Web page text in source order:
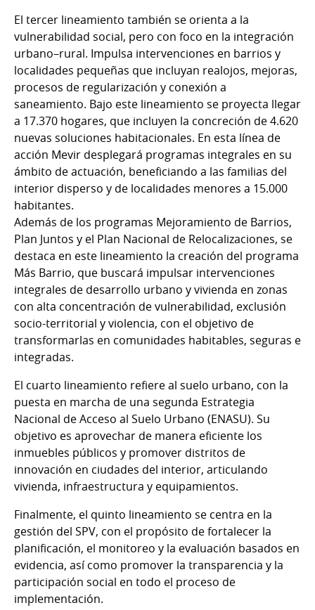
El tercer lineamiento también se orienta a la
vulnerabilidad social, pero con foco en la integración
urbano–rural. Impulsa intervenciones en barrios y
localidades pequeñas que incluyan realojos, mejoras,
procesos de regularización y conexión a
saneamiento. Bajo este lineamiento se proyecta llegar
a 17.370 hogares, que incluyen la concreción de 4.620
nuevas soluciones habitacionales. En esta línea de
acción Mevir desplegará programas integrales en su
ámbito de actuación, beneficiando a las familias del
interior disperso y de localidades menores a 15.000
habitantes.
Además de los programas Mejoramiento de Barrios,
Plan Juntos y el Plan Nacional de Relocalizaciones, se
destaca en este lineamiento la creación del programa
Más Barrio, que buscará impulsar intervenciones
integrales de desarrollo urbano y vivienda en zonas
con alta concentración de vulnerabilidad, exclusión
socio-territorial y violencia, con el objetivo de
transformarlas en comunidades habitables, seguras e
integradas.
El cuarto lineamiento refiere al suelo urbano, con la
puesta en marcha de una segunda Estrategia
Nacional de Acceso al Suelo Urbano (ENASU). Su
objetivo es aprovechar de manera eficiente los
inmuebles públicos y promover distritos de
innovación en ciudades del interior, articulando
vivienda, infraestructura y equipamientos.
Finalmente, el quinto lineamiento se centra en la
gestión del SPV, con el propósito de fortalecer la
planificación, el monitoreo y la evaluación basados en
evidencia, así como promover la transparencia y la
participación social en todo el proceso de
implementación.